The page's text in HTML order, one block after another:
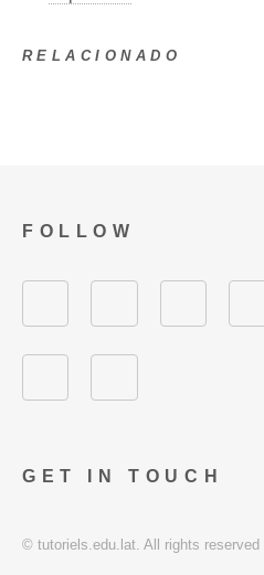
RELACIONADO
GET IN TOUCH
FOLLOW
© tutoriels.edu.lat. All rights reserved